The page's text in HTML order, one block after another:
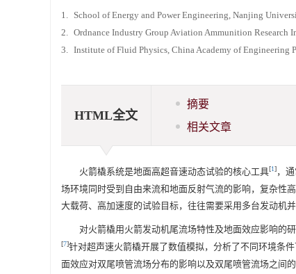
1. School of Energy and Power Engineering, Nanjing
2. Ordnance Industry Group Aviation Ammunition
3. Institute of Fluid Physics, China Academy of Engineering
HTML全文
摘要
相关文章
火箭橇系统是地面高超音速动态试验的核心工具[1]，
场环境同时受到自由来流和地面反射气流的影响，复杂性
大载荷、高加速度的试验目标，往往需要采用多台发动机
对火箭橇用火箭发动机尾流场特性及地面效应影响的
[7]针对超声速火箭橇开展了数值模拟，分析了不同环境条
面效应对双尾喷管流场分布的影响以及双尾喷管流场之间